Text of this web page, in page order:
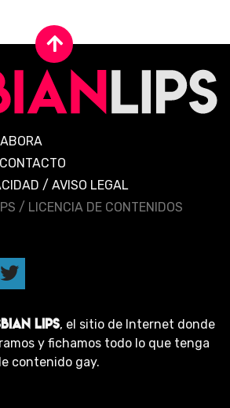
CONTACTO
/ AVISO LEGAL
/ LICENCIA DE CONTENIDOS
LIPS, el sitio de Internet donde
y fichamos todo lo que tenga
contenido gay.